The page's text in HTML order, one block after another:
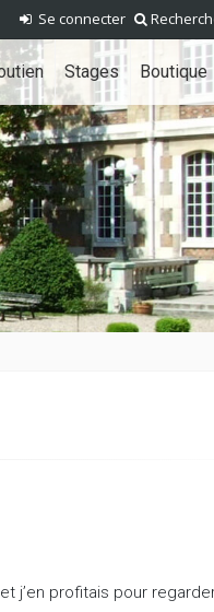
Se connecter
Stages Boutique
j’en profitais pour